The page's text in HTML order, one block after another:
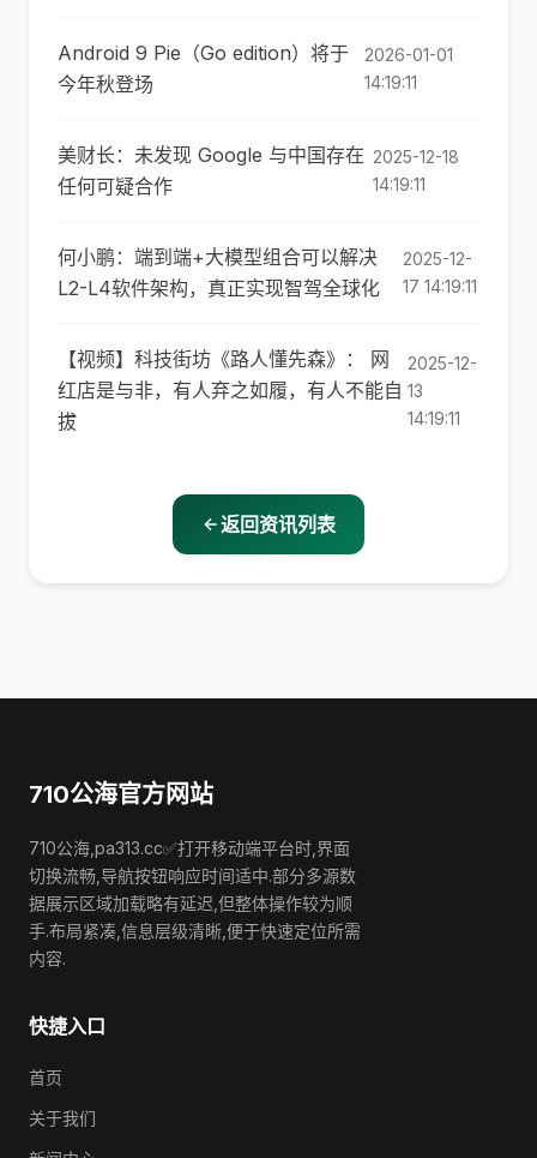
Android 9 Pie（Go edition）将于
今年秋登场
2026-01-01
14:19:11
美财长：未发现 Google 与中国存在
任何可疑合作
2025-12-18
14:19:11
何小鹏：端到端+大模型组合可以解决
L2-L4软件架构，真正实现智驾全球化
2025-12-
17 14:19:11
【视频】科技街坊《路人懂先森》： 网
红店是与非，有人弃之如履，有人不能自
拔
2025-12-
13
14:19:11
返回资讯列表
710公海官方网站
710公海,pa313.cc✅打开移动端平台时,界面
切换流畅,导航按钮响应时间适中.部分多源数
据展示区域加载略有延迟,但整体操作较为顺
手.布局紧凑,信息层级清晰,便于快速定位所需
内容.
快捷入口
首页
关于我们